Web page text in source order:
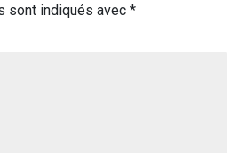
sont indiqués avec *